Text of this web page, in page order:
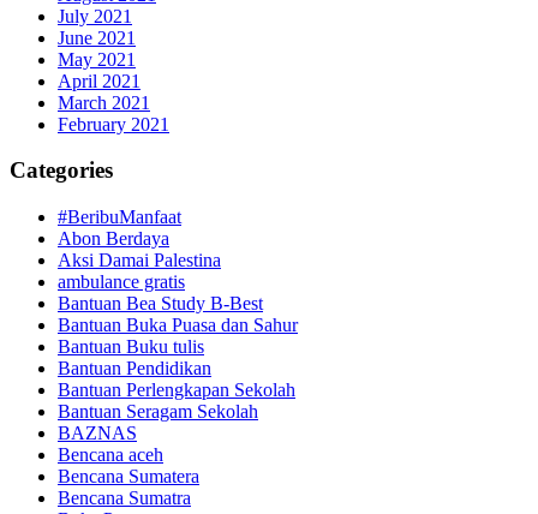
July 2021
June 2021
May 2021
April 2021
March 2021
February 2021
Categories
#BeribuManfaat
Abon Berdaya
Aksi Damai Palestina
ambulance gratis
Bantuan Bea Study B-Best
Bantuan Buka Puasa dan Sahur
Bantuan Buku tulis
Bantuan Pendidikan
Bantuan Perlengkapan Sekolah
Bantuan Seragam Sekolah
BAZNAS
Bencana aceh
Bencana Sumatera
Bencana Sumatra